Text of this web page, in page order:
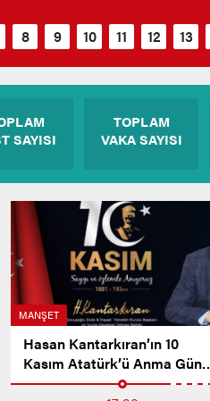
SAYISI
TOPLAM
VAKA SAYISI
MANŞET
Hasan Kantarkıran’ın 10
Kasım Atatürk’ü Anma Günü
Mesajı